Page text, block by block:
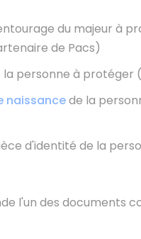
du majeur à
de Pacs)
personne à protéger
naissancede la
d'identité de la
l'un des documents